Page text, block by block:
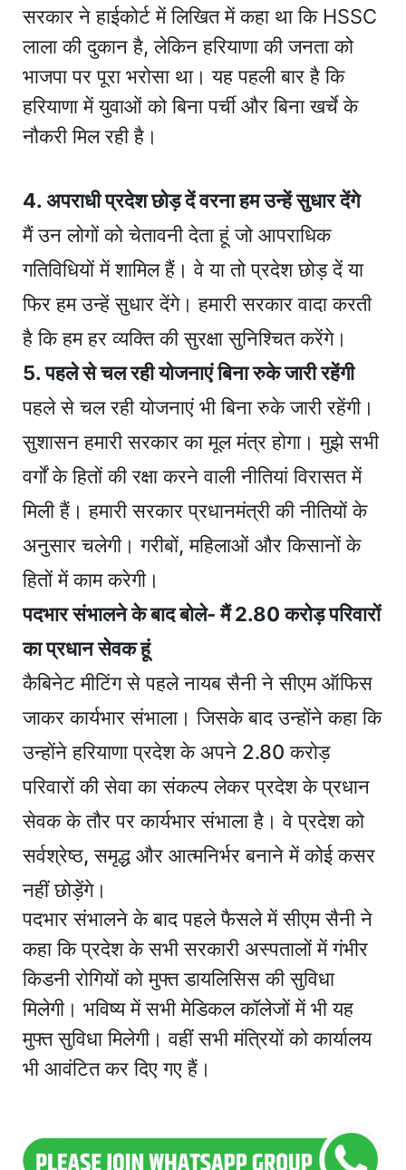
सरकार ने हाईकोर्ट में लिखित में कहा था कि HSSC
लाला की दुकान है, लेकिन हरियाणा की जनता को
भाजपा पर पूरा भरोसा था। यह पहली बार है कि
हरियाणा में युवाओं को बिना पर्ची और बिना खर्चे के
नौकरी मिल रही है।
4. अपराधी प्रदेश छोड़ दें वरना हम उन्हें सुधार देंगे
मैं उन लोगों को चेतावनी देता हूं जो आपराधिक
गतिविधियों में शामिल हैं। वे या तो प्रदेश छोड़ दें या
फिर हम उन्हें सुधार देंगे। हमारी सरकार वादा करती
है कि हम हर व्यक्ति की सुरक्षा सुनिश्चित करेंगे।
5. पहले से चल रही योजनाएं बिना रुके जारी रहेंगी
पहले से चल रही योजनाएं भी बिना रुके जारी रहेंगी।
सुशासन हमारी सरकार का मूल मंत्र होगा। मुझे सभी
वर्गों के हितों की रक्षा करने वाली नीतियां विरासत में
मिली हैं। हमारी सरकार प्रधानमंत्री की नीतियों के
अनुसार चलेगी। गरीबों, महिलाओं और किसानों के
हितों में काम करेगी।
पदभार संभालने के बाद बोले- मैं 2.80 करोड़ परिवारों
का प्रधान सेवक हूं
कैबिनेट मीटिंग से पहले नायब सैनी ने सीएम ऑफिस
जाकर कार्यभार संभाला। जिसके बाद उन्होंने कहा कि
उन्होंने हरियाणा प्रदेश के अपने 2.80 करोड़
परिवारों की सेवा का संकल्प लेकर प्रदेश के प्रधान
सेवक के तौर पर कार्यभार संभाला है। वे प्रदेश को
सर्वश्रेष्ठ, समृद्ध और आत्मनिर्भर बनाने में कोई कसर
नहीं छोड़ेंगे।
पदभार संभालने के बाद पहले फैसले में सीएम सैनी ने
कहा कि प्रदेश के सभी सरकारी अस्पतालों में गंभीर
किडनी रोगियों को मुफ्त डायलिसिस की सुविधा
मिलेगी। भविष्य में सभी मेडिकल कॉलेजों में भी यह
मुफ्त सुविधा मिलेगी। वहीं सभी मंत्रियों को कार्यालय
भी आवंटित कर दिए गए हैं।